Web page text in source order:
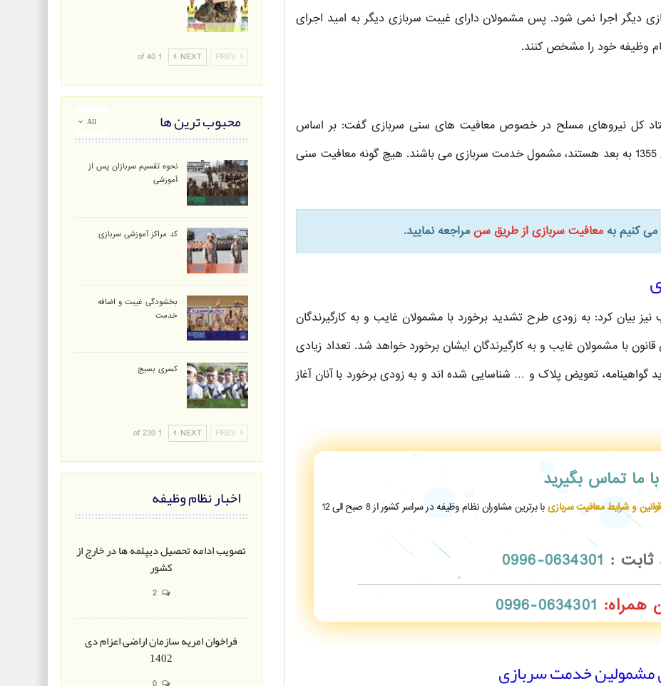
اجرا نمی شود. پس مشمولان دارای غیبت سربازی دیگر به امید اجرای
وظیفه خود را مشخص کنند.
ستاد کل نیروهای مسلح در خصوص معافیت های سنی سربازی گفت: بر اساس
قانون تمامی افراد ذکور ایرانی که متولد متولد سال 1355 به بعد هستند، مشمول خدمت سربازی می باشند. هیچ گونه معافیت سنی
می کنیم بهمعافیت سربازی از طریق سن مراجعه نمایید.
نیز بیان کرد: به زودی طرح تشدید برخورد با مشمولان غایب و به کارگیرندگان
با مشمولان غایب و به کارگیرندگان ایشان برخورد خواهد شد. تعداد زیادی
گواهینامه، تعویض پلاک و … شناسایی شده اند و به زودی برخورد با آنان آغاز
با ما تماس بگیرید
و شرایط معافیت سربازی
با برترین مشاوران نظام وظیفه در سراسر کشور از 8 صبح الی 12
:
0634301-0996
همراه: 0634301-0996
PREV
NEXT
1 of 40
All محبوب ترین ها
نحوه تقسیم سربازان پس از
آموزشی
کد مراکز آموزشی سربازی
بخشودگی غیبت و اضافه
خدمت
کسری بسیج
PREV
NEXT
1 of 230
اخبار نظام وظیفه
تصویب ادامه تحصیل دیپلمه ها در خارج از
کشور
فراخوان امریه سازمان اراضی اعزام دی
1402